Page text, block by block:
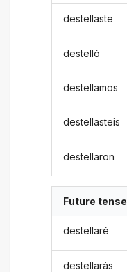
destellaste
destelló
destellamos
destellasteis
destellaron
Future tense
destellaré
destellarás